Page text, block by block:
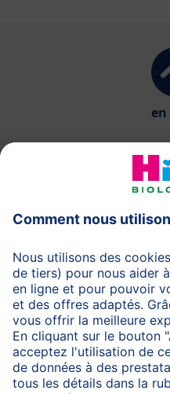
HiPP
Protection des données
Mentions légales